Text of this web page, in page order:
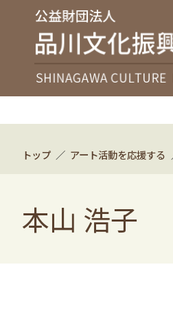
トップ アート活動を応援する
本山 浩子